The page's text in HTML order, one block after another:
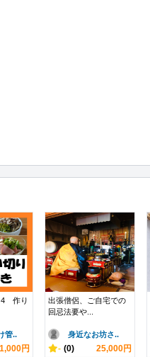
4 作り
管..
1,000円
出張僧侶、ご自宅での
回忌法要や...
身近なお坊さ..
- (0) 25,000円